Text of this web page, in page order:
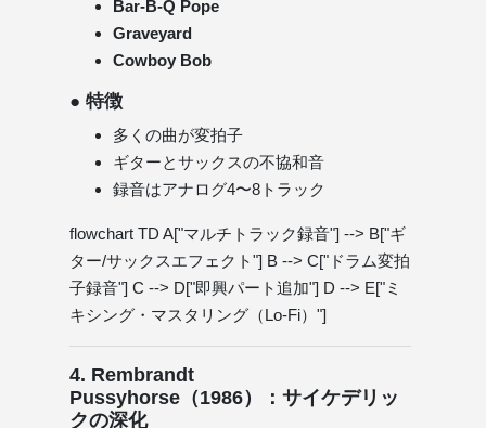
Bar-B-Q Pope
Graveyard
Cowboy Bob
● 特徴
多くの曲が変拍子
ギターとサックスの不協和音
録音はアナログ4〜8トラック
flowchart TD A["マルチトラック録音"] --> B["ギ
ター/サックスエフェクト"] B --> C["ドラム変拍
子録音"] C --> D["即興パート追加"] D --> E["ミ
キシング・マスタリング（Lo-Fi）"]
4. Rembrandt
Pussyhorse（1986）：サイケデリッ
クの深化